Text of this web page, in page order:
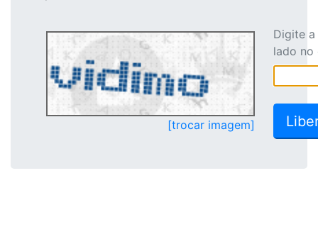
[trocar imagem]
Digite
lado no